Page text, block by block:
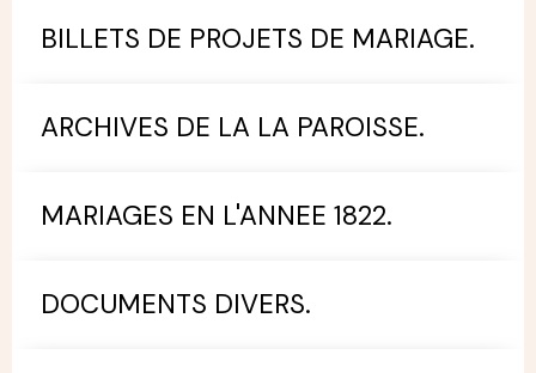
BILLETS DE PROJETS DE MARIAGE.
ARCHIVES DE LA LA PAROISSE.
MARIAGES EN L'ANNEE 1822.
DOCUMENTS DIVERS.